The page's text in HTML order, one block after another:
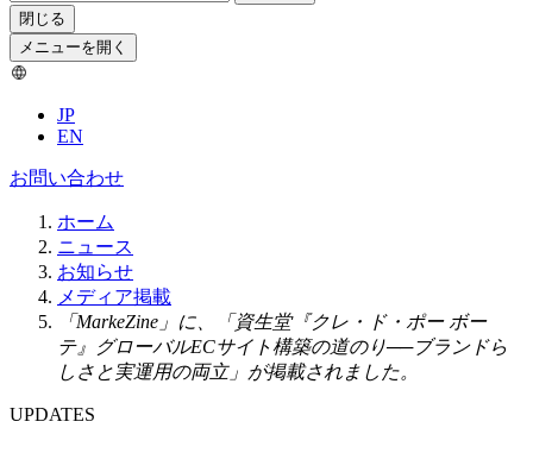
閉じる
メニューを開く
JP
EN
お問い合わせ
ホーム
ニュース
お知らせ
メディア掲載
「MarkeZine」に、「資生堂『クレ・ド・ポー ボー
テ』グローバルECサイト構築の道のり──ブランドら
しさと実運用の両立」が掲載されました。
UPDATES